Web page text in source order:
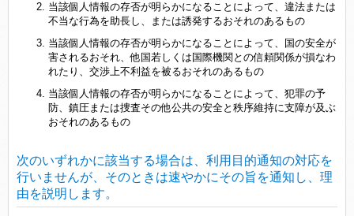
当該個人情報の存否が明らかになることによって、違法または
不当な行為を助長し、または誘発するおそれのあるもの
当該個人情報の存否が明らかになることによって、国の安全が
害されるおそれ、他国若しくは国際機関との信頼関係が損なわ
れたり、交渉上不利益を被るおそれのあるもの
当該個人情報の存否が明らかになることによって、犯罪の予
防、鎮圧または捜査その他公共の安全と秩序維持に支障が及ぶ
おそれのあるもの
次のいずれかに該当する場合は、利用目的通知の対応を
行いませんが、そのときは速やかにその旨を通知し、理
由を説明します。